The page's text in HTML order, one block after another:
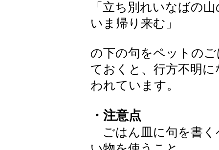
「立ち別れいなばの
いま帰り来む」
の下の句をペットの
ておくと、行方不明
われています。
・注意点
ごはん皿に句を書く